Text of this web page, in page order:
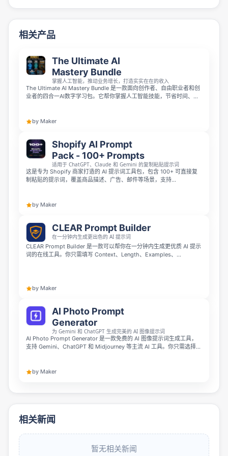
相关产品
The Ultimate AI
Mastery Bundle
掌握人工智能，推动业务增长，打造实实在在的收入
The Ultimate AI Mastery Bundle 是一款面向创作者、自由职业者和创
业者的四合一AI数字学习包。它帮你掌握人工智能技能，节省时间、优
收。by Maker
Shopify AI Prompt
Pack - 100+ Prompts
适用于 ChatGPT、Claude 和 Gemini 的复制粘贴提示词
这是专为 Shopify 商家打造的 AI 提示词工具包，包含 100+ 可直接复
制粘贴的提示词，覆盖商品描述、广告、邮件等场景，支持
额外工具包，帮商家节省大量内容创作时间。
by Maker
CLEAR Prompt Builder
在一分钟内生成更出色的 AI 提示词
CLEAR Prompt Builder 是一款可以帮你在一分钟内生成更优质 AI 提示
词的在线工具。你只需填写 Context、Length、Examples、
by Maker
AI Photo Prompt
Generator
为 Gemini 和 ChatGPT 生成完美的 AI 图像提示词
AI Photo Prompt Generator 是一款免费的 AI 图像提示词生成工具，
支持 Gemini、ChatGPT 和 Midjourney 等主流 AI 工具。你只需选择拍
by Maker
相关新闻
暂无相关新闻